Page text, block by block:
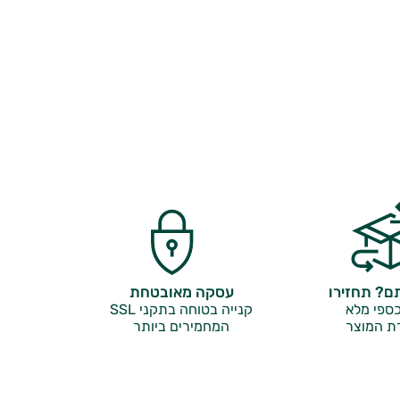
תחזירו
מלא
המוצר
עסקה מאובטחת
קנייה בטוחה בתקני SSL
המחמירים ביותר